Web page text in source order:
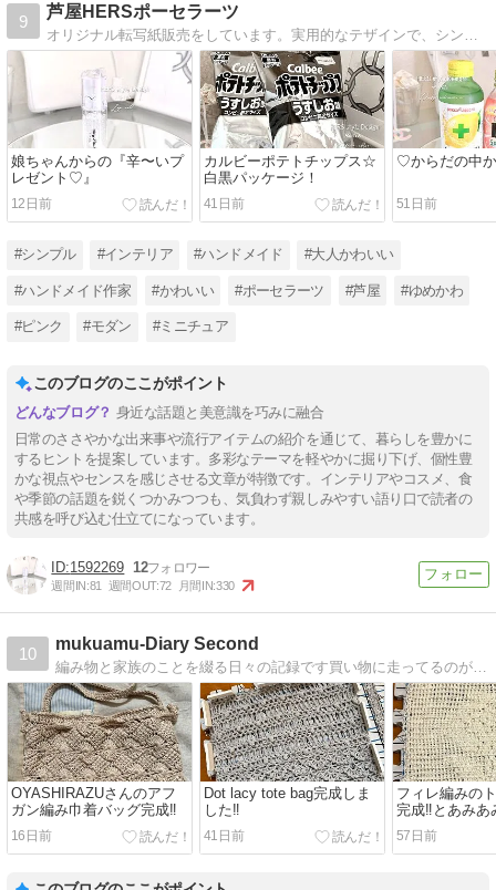
9
芦屋HERSポーセラーツ
娘ちゃんからの『辛〜いプ
レゼント♡︎』
12日前
カルビーポテトチップス☆
白黒パッケージ！
41日前
♡︎からだの中
51日前
#シンプル #インテリア #ハンドメイド #大人かわいい
#ハンドメイド作家 #かわいい #ポーセラーツ #芦屋 #ゆめかわ
#ピンク #モダン #ミニチュア
このブログのここがポイント
身近な話題と美意識を巧みに融合
日常のささやかな出来事や流行アイテムの紹介を通じて、暮らしを豊かに
するヒントを提案しています。多彩なテーマを軽やかに掘り下げ、個性豊
かな視点やセンスを感じさせる文章が特徴です。インテリアやコスメ、食
や季節の話題を鋭くつかみつつも、気負わず親しみやすい語り口で読者の
共感を呼び込む仕立てになっています。
1592269 12
週間IN:81 週間OUT:72 月間IN:330
10
mukuamu-Diary Second
編み物と家族のことを綴る日々の記録です買い物に走ってるのが多い？ので作るペースは遅いですが良かったらのぞいて下さい！
OYASHIRAZUさんのアフ
ガン編み巾着バッグ完成‼️
16日前
Dot lacy tote bag完成しま
した‼️
41日前
フィレ編みの
完成‼️とあみあ
57日前